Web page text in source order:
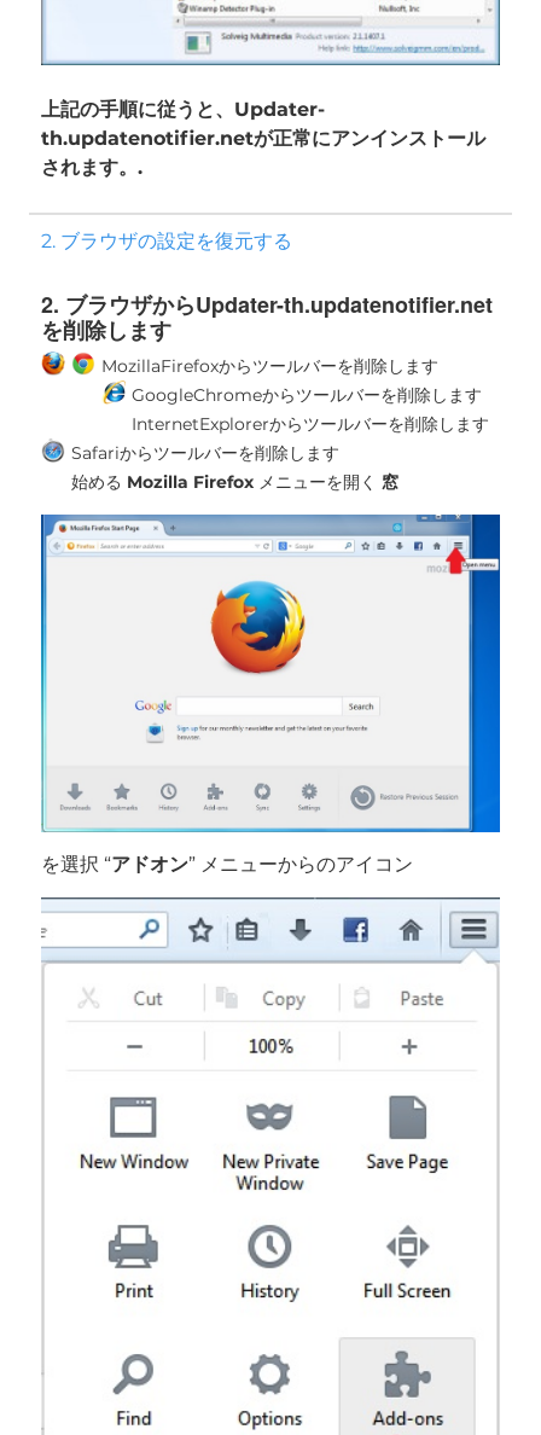
上記の手順に従うと、Updater-
th.updatenotifier.netが正常にアンインストール
されます。.
2. ブラウザの設定を復元する
2. ブラウザからUpdater-th.updatenotifier.net
を削除します
MozillaFirefoxからツールバーを削除します
GoogleChromeからツールバーを削除します
InternetExplorerからツールバーを削除します
Safariからツールバーを削除します
始める Mozilla Firefoxメニューを開く 窓
を選択 “アドオン” メニューからのアイコン